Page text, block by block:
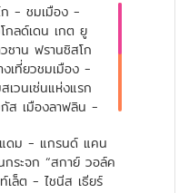
ก - ชมเมือง -
ลด์เดน เกต ยู
ซาน ฟรานซิสโก
เที่ยวชมเมือง -
วนเซ่นแห่งแรก
ส เมืองลาฟลิน -
อน ฮอร์สชู เบน
เซเว่น เมจิก
ฟสุดตระการตาใน
แดม - แกรนด์ แคน
ระจก “สกาย์ วอล์ค
เล็ต - ไชนีส เธียร์